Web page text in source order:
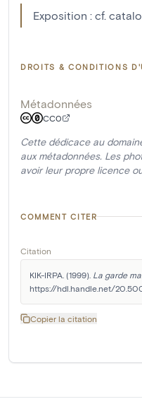
Exposition : cf.
DROITS & CONDITIONS
Métadonnées
CC0
Cette dédicace au
aux métadonnées. Les
avoir leur propre licence
COMMENT CITER
Citation
KIK-IRPA. (1999). La garde
https://hdl.handle.net/
Copier la citation